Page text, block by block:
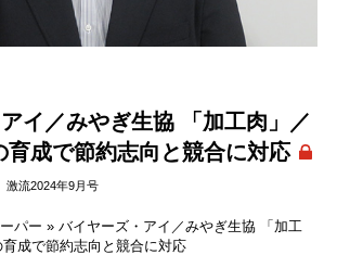
イ／みやぎ生協 「加工肉」／
育成で節約志向と競合に対応
激流2024年9月号
パー » バイヤーズ・アイ／みやぎ生協 「加工
成で節約志向と競合に対応